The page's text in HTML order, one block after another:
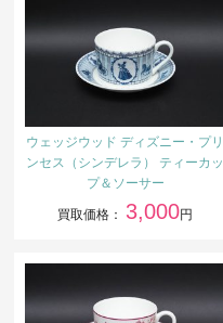
ウェッジウッド ディズニー・プリ
ンセス（シンデレラ） ティーカッ
プ＆ソーサー
買取価格： 3,000円